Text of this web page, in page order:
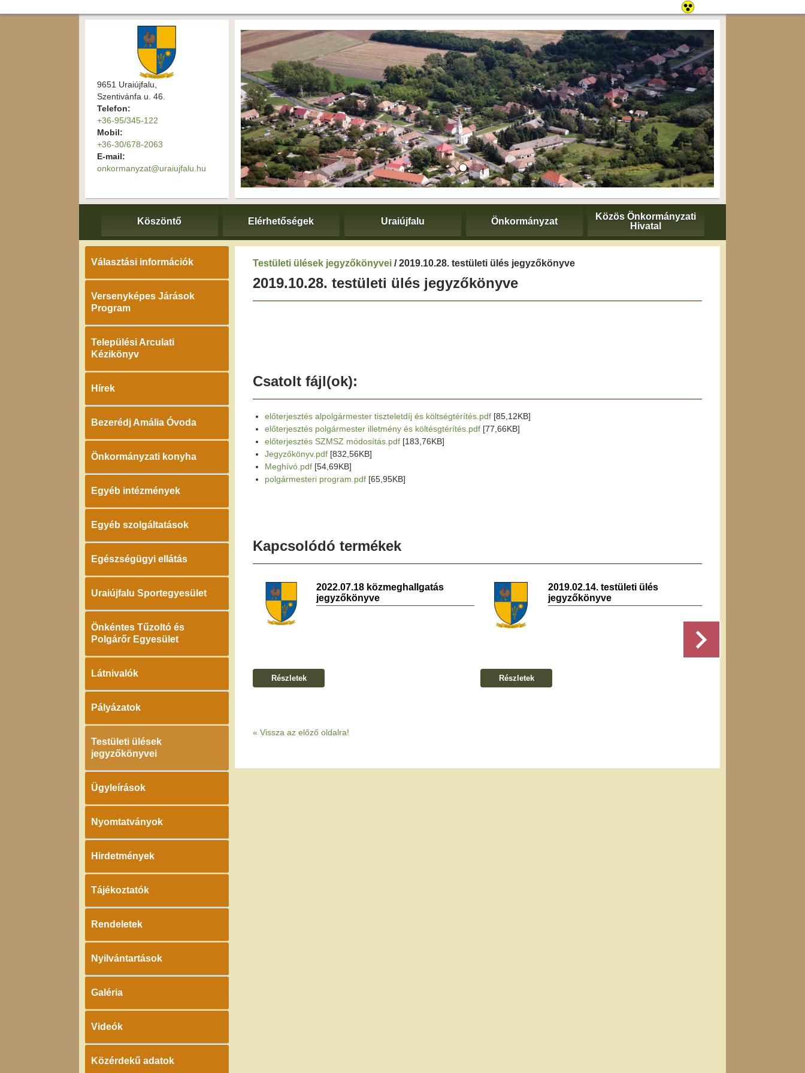
9651 Uraiújfalu,
Szentivánfa u. 46.
Telefon:
+36-95/345-122
Mobil:
+36-30/678-2063
E-mail:
onkormanyzat@uraiujfalu.hu
Köszöntő Elérhetőségek Uraiújfalu Önkormányzat
Közös Önkormányzati
Hivatal
Választási információk
Versenyképes Járások
Program
Települési Arculati
Kézikönyv
Hírek
Bezerédj Amália Óvoda
Önkormányzati konyha
Egyéb intézmények
Egyéb szolgáltatások
Egészségügyi ellátás
Uraiújfalu Sportegyesület
Önkéntes Tűzoltó és
Polgárőr Egyesület
Látnivalók
Pályázatok
Testületi ülések
jegyzőkönyvei
Ügyleírások
Nyomtatványok
Hirdetmények
Tájékoztatók
Rendeletek
Nyilvántartások
Galéria
Videók
Közérdekű adatok
Testületi ülések jegyzőkönyvei / 2019.10.28. testületi ülés jegyzőkönyve
2019.10.28. testületi ülés jegyzőkönyve
Csatolt fájl(ok):
előterjesztés alpolgármester tiszteletdíj és költségtérítés.pdf [85,12KB]
előterjesztés polgármester illetmény és költésgtérítés.pdf [77,66KB]
előterjesztés SZMSZ módosítás.pdf [183,76KB]
Jegyzőkönyv.pdf [832,56KB]
Meghívó.pdf [54,69KB]
polgármesteri program.pdf [65,95KB]
Kapcsolódó termékek
2022.07.18 közmeghallgatás
jegyzőkönyve
Részletek
2019.02.14. testületi ülés
jegyzőkönyve
Részletek
« Vissza az előző oldalra!